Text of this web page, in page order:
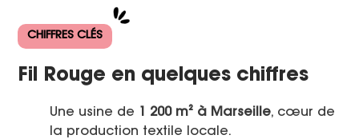
CHIFFRES CLÉS
Fil Rouge en quelques chiffres
Une usine de 1 200 m² à Marseille, cœur de
la production textile locale.